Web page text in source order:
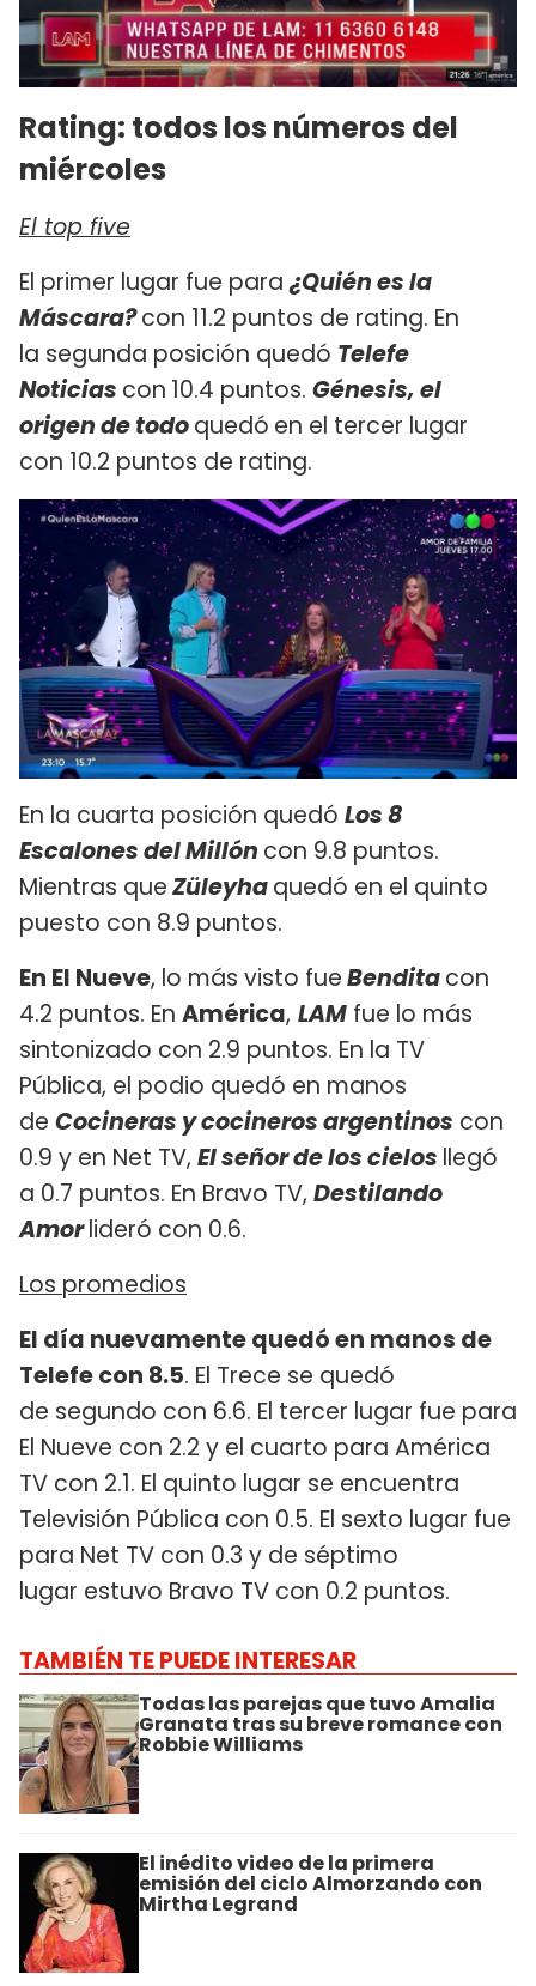
Rating: todos los números del
miércoles
El top five
El primer lugar fue para¿Quién es la
Máscara?con 11.2 puntos de rating. En
la segunda posición quedó Telefe
Noticias con 10.4 puntos. Génesis, el
origen de todoquedó en el tercer lugar
con 10.2 puntos de rating.
En la cuarta posición quedó Los 8
Escalones del Millón con 9.8 puntos.
Mientras queZüleyhaquedó en el quinto
puesto con 8.9 puntos.
En El Nueve, lo más visto fueBenditacon
4.2 puntos. En América, LAM fue lo más
sintonizado con 2.9 puntos. En la TV
Pública, el podio quedó en manos
de Cocineras y cocineros argentinos con
0.9 y en Net TV, El señor de los cielos llegó
a 0.7 puntos. En Bravo TV, Destilando
Amorlideró con 0.6.
Los promedios
El día nuevamente quedó en manos de
Telefe con 8.5. El Trece se quedó
de segundo con 6.6. El tercer lugar fue para
El Nueve con 2.2 y el cuarto para América
TV con 2.1. El quinto lugar se encuentra
Televisión Pública con 0.5. El sexto lugar fue
para Net TV con 0.3 y de séptimo
lugar estuvo Bravo TV con 0.2 puntos.
TAMBIÉN TE PUEDE INTERESAR
Todas las parejas que tuvo Amalia
Granata tras su breve romance con
Robbie Williams
El inédito video de la primera
emisión del ciclo Almorzando con
Mirtha Legrand